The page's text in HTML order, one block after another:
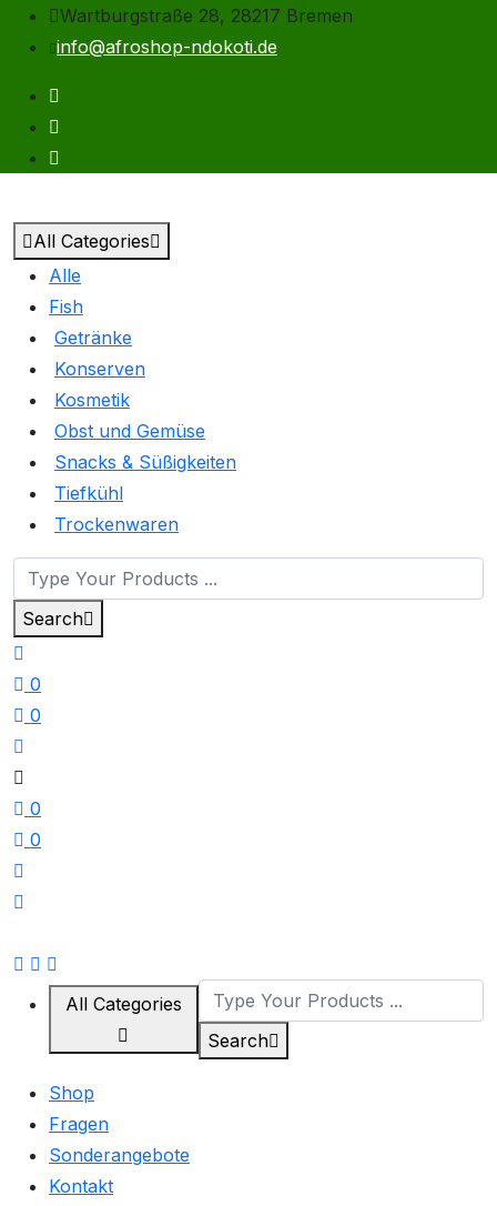
Wartburgstraße 28, 28217 Bremen
info@afroshop-ndokoti.de
All Categories
Alle
Fish
Getränke
Konserven
Kosmetik
Obst und Gemüse
Snacks & Süßigkeiten
Tiefkühl
Trockenwaren
Search
0
0
0
0
All Categories
Search
Shop
Fragen
Sonderangebote
Kontakt